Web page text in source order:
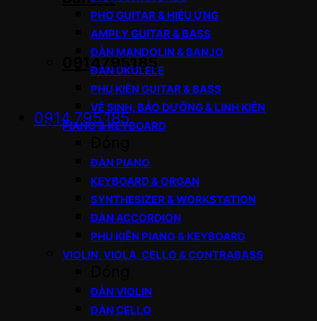
0914795185
0914.795.185
PHƠ GUITAR & HIỆU ỨNG
AMPLY GUITAR & BASS
ĐÀN MANDOLIN & BANJO
ĐÀN UKULELE
PHỤ KIỆN GUITAR & BASS
VỆ SINH, BẢO DƯỠNG & LINH KIỆN
PIANO & KEYBOARD
ĐÀN PIANO
KEYBOARD & ORGAN
SYNTHESIZER & WORKSTATION
ĐÀN ACCORDION
PHỤ KIỆN PIANO & KEYBOARD
VIOLIN, VIOLA, CELLO & CONTRABASS
ĐÀN VIOLIN
ĐÀN CELLO